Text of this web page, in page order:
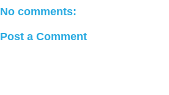
No comments:
Post a Comment